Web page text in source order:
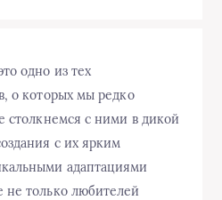
одно из тех
о которых мы редко
столкнемся с ними в дикой
с их ярким
адаптациями
только любителей